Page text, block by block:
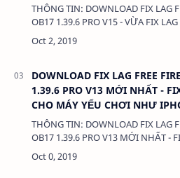
THÔNG TIN: DOWNLOAD FIX LAG FREE FIRE
OB17 1.39.6 PRO V15 - VỪA FIX
SKIN CẬN CHIẾN CỰC ĐẸP DUNG LƯỢNG:
DOWNLOAD FIX LAG FREE
1.39.6 PRO V13 MỚI NHẤT -
CHO MÁY YẾU CHƠI NHƯ
THÔNG TIN: DOWNLOAD FIX LAG FREE FIRE
OB17 1.39.6 PRO V13 MỚI NHẤT -
CHO MÁY YẾU CHƠI NHƯ IPHONE DUNG